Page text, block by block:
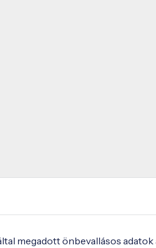
megadott önbevallásos adatok